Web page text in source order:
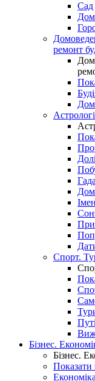
Сад
ремонт
Долі
Спорт.
Бізнес.
Бізнес.
Показати